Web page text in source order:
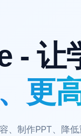
- 让
更
、制作PPT、降